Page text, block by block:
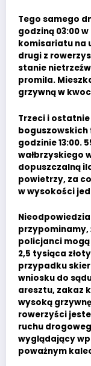
Tego samego
godziną 03:00
komisariatu na
drugi z
stanie
promila.
grzywną w
Trzeci i ostatnie
boguszowskich
godzinie 13:00.
wałbrzyskiego
dopuszczalną
powietrzy, za
w wysokości
przypominamy,
policjanci
2,5 tysiąca
przypadku
wniosku do
aresztu, zakaz
wysoką
rowerzyści
ruchu
wyglądający
poważnym